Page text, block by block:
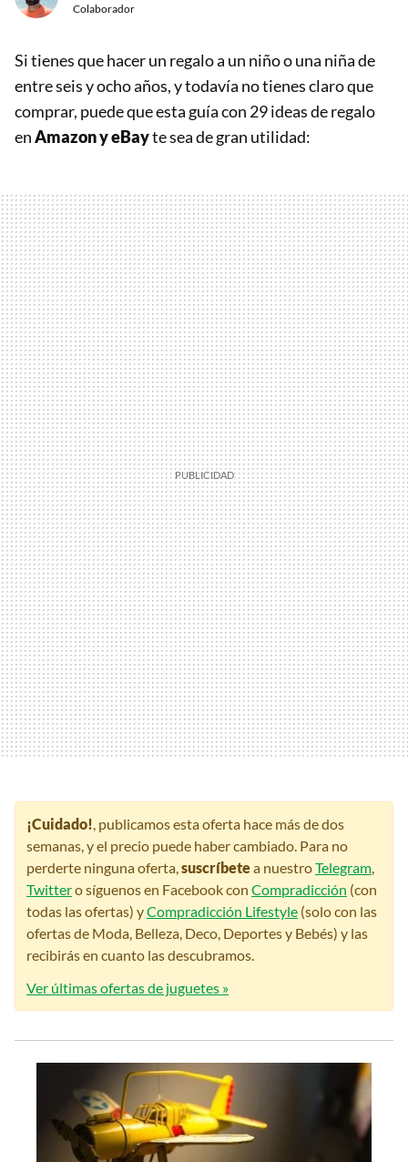
Colaborador
Si tienes que hacer un regalo a un niño o una niña de
entre seis y ocho años, y todavía no tienes claro que
comprar, puede que esta guía con 29 ideas de regalo
enAmazon y eBayte sea de gran utilidad:
¡Cuidado! , publicamos esta oferta hace más de dos
semanas, y el precio puede haber cambiado. Para no
perderte ninguna oferta, suscríbetea nuestroTelegram
Twittero síguenos en Facebook con Compradicción (con
todas las ofertas) yCompradicción Lifestyle (solo con las
ofertas de Moda, Belleza, Deco, Deportes y Bebés) y las
recibirás en cuanto las descubramos.
Ver últimas ofertas de juguetes »